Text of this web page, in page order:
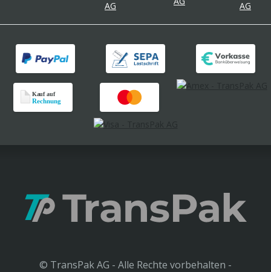
© TransPak AG - Alle Rechte vorbehalten -